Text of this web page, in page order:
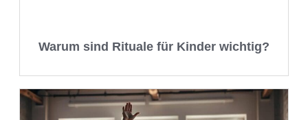
Warum sind Rituale für Kinder wichtig?